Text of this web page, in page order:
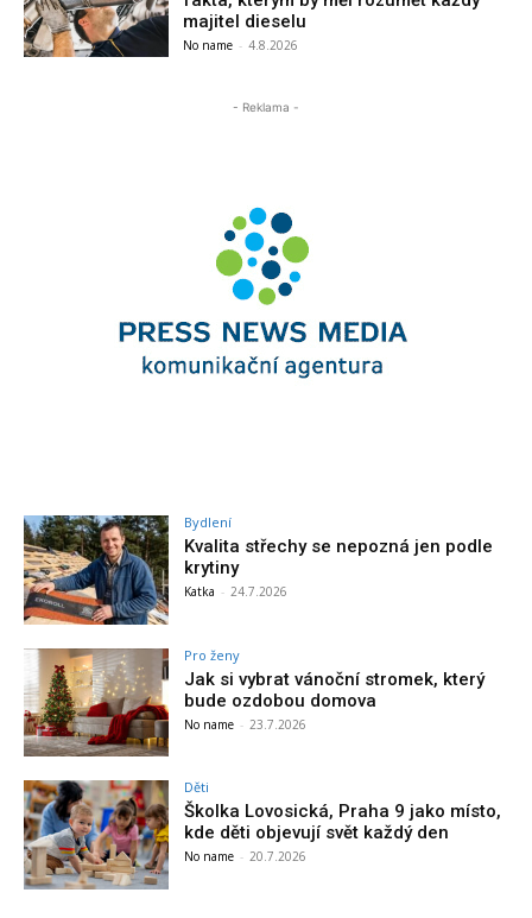
majitel dieselu
No name - 4.8.2026
- Reklama -
Bydlení
Kvalita střechy se nepozná jen podle
krytiny
Katka - 24.7.2026
Pro ženy
Jak si vybrat vánoční stromek, který
bude ozdobou domova
No name - 23.7.2026
Děti
Školka Lovosická, Praha 9 jako místo,
kde děti objevují svět každý den
No name - 20.7.2026